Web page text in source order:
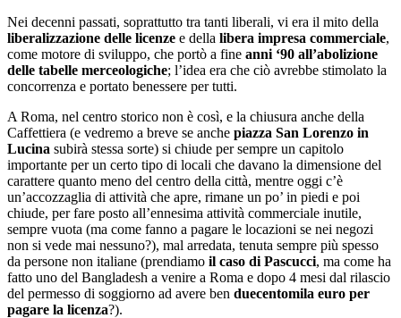
Nei decenni passati, soprattutto tra tanti liberali, vi era il mito della
liberalizzazione delle licenze e della libera impresa commerciale,
come motore di sviluppo, che portò a fine anni ‘90 all’abolizione
delle tabelle merceologiche; l’idea era che ciò avrebbe stimolato la
concorrenza e portato benessere per tutti.
A Roma, nel centro storico non è così, e la chiusura anche della
Caffettiera (e vedremo a breve se anche piazza San Lorenzo in
Lucina subirà stessa sorte) si chiude per sempre un capitolo
importante per un certo tipo di locali che davano la dimensione del
carattere quanto meno del centro della città, mentre oggi c’è
un’accozzaglia di attività che apre, rimane un po’ in piedi e poi
chiude, per fare posto all’ennesima attività commerciale inutile,
sempre vuota (ma come fanno a pagare le locazioni se nei negozi
non si vede mai nessuno?), mal arredata, tenuta sempre più spesso
da persone non italiane (prendiamo il caso di Pascucci, ma come ha
fatto uno del Bangladesh a venire a Roma e dopo 4 mesi dal rilascio
del permesso di soggiorno ad avere ben duecentomila euro per
pagare la licenza?).